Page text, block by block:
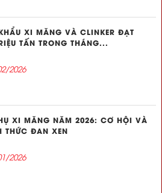
XI MĂNG VÀ CLINKER ĐẠT
TẤN TRONG THÁNG...
2026
XI MĂNG NĂM 2026: CƠ HỘI VÀ
THỨC ĐAN XEN
2026